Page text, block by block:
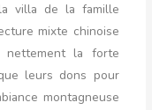
villa de la famille
mixte chinoise
nettement la forte
leurs dons pour
montagneuse